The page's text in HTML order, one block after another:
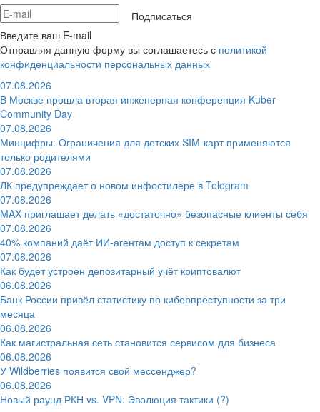
Подписаться
Введите ваш E-mail
Отправляя данную форму вы соглашаетесь с политикой
конфиденциальности персональных данных
07.08.2026
В Москве прошла вторая инженерная конференция Kuber
Community Day
07.08.2026
Минцифры: Ограничения для детских SIM-карт применяются
только родителями
07.08.2026
ЛК предупреждает о новом инфостилере в Telegram
07.08.2026
MAX приглашает делать «достаточно» безопасные клиенты себя
07.08.2026
40% компаний даёт ИИ‑агентам доступ к секретам
07.08.2026
Как будет устроен депозитарный учёт криптовалют
06.08.2026
Банк России привёл статистику по киберпреступности за три
месяца
06.08.2026
Как магистральная сеть становится сервисом для бизнеса
06.08.2026
У Wildberries появится свой мессенджер?
06.08.2026
Новый раунд РКН vs. VPN: Эволюция тактики (?)